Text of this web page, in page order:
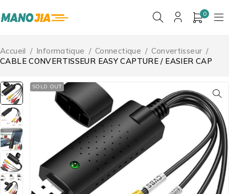
0
Accueil / Informatique / Connectique / Convertisseur /
CABLE CONVERTISSEUR EASY CAPTURE / EASIER CAP
SOLD OUT